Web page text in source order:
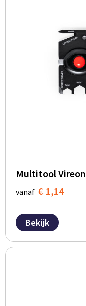
Multitool Vireon
vanaf € 1,14
Bekijk